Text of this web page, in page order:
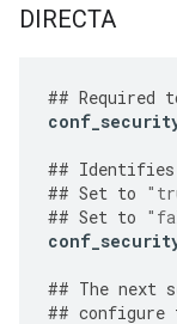
DIRECTA
## Required
## Identifies
## Set to
## Set to
## The next
## configure